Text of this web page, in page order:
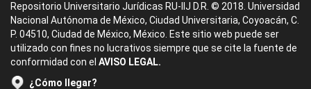
Repositorio Universitario Jurídicas RU-IIJ D.R. © 2018. Universidad
Nacional Autónoma de México, Ciudad Universitaria, Coyoacán, C.
P. 04510, Ciudad de México, México. Este sitio web puede ser
utilizado con fines no lucrativos siempre que se cite la fuente de
conformidad con el AVISO LEGAL.
¿Cómo llegar?